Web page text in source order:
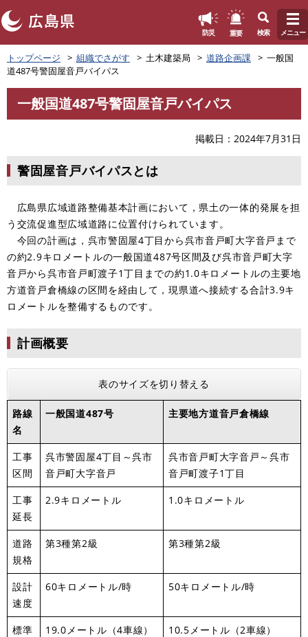
ペ
ー
ジ
の
頭
。
防災 重要 検索 メニュー
トップページ 組織でさがす 土木建築局 道路企画課
一般国
道487号警固屋音戸バイパス
文
一般国道487号警固屋音戸バイパス
掲載日 2024年7月31日
警固屋音戸バイパスとは
広島県広域道路整備基本計画において，県土の一体的発展を担
う交流促進型広域道路に位置付けられています。
今回の計画は，呉市警固屋4丁目から呉市音戸町大字音戸まで
の約2.9キロメートルの一般国道487号区間及び呉市音戸町大字
音戸から呉市音戸町渡子1丁目までの約1.0キロメートルの主要地
方道音戸倉橋線の区間を経由して，現県道へ接続する合計3.9キ
ロメートルを整備するものです。
計画概要
表のサイズを切り替える
路線
名
一般国道487号 主要地方道音戸倉橋線
工事
区間
呉市警固屋4丁目～呉市
音戸町大字音戸
呉市音戸町大字音戸～呉市
音戸町渡子1丁目
工事
延長
2.9キロメートル 1.0キロメートル
道路
規格
第3種第2級 第3種第2級
設計
速度
60キロメートル/時 50キロメートル/時
標準
19.0メートル（4車線） 10.5メートル（2車線）